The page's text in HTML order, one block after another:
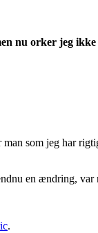
nu orker jeg
som jeg har
en ændring, var
.